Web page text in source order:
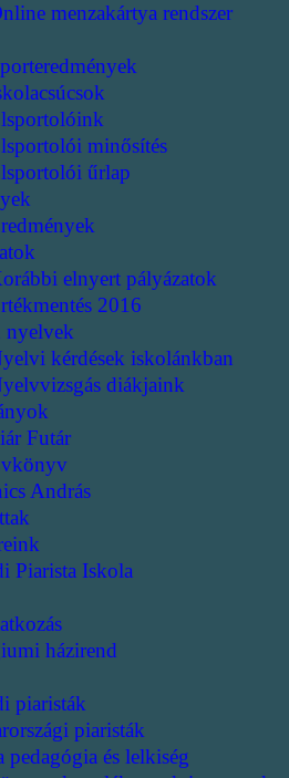
menzakártya rendszer
minősítés
űrlap
elnyert pályázatok
2016
nyelvek
kérdések iskolánkban
diákjaink
Futár
András
Piarista Iskola
házirend
piaristák
piaristák
pedagógia és lelkiség